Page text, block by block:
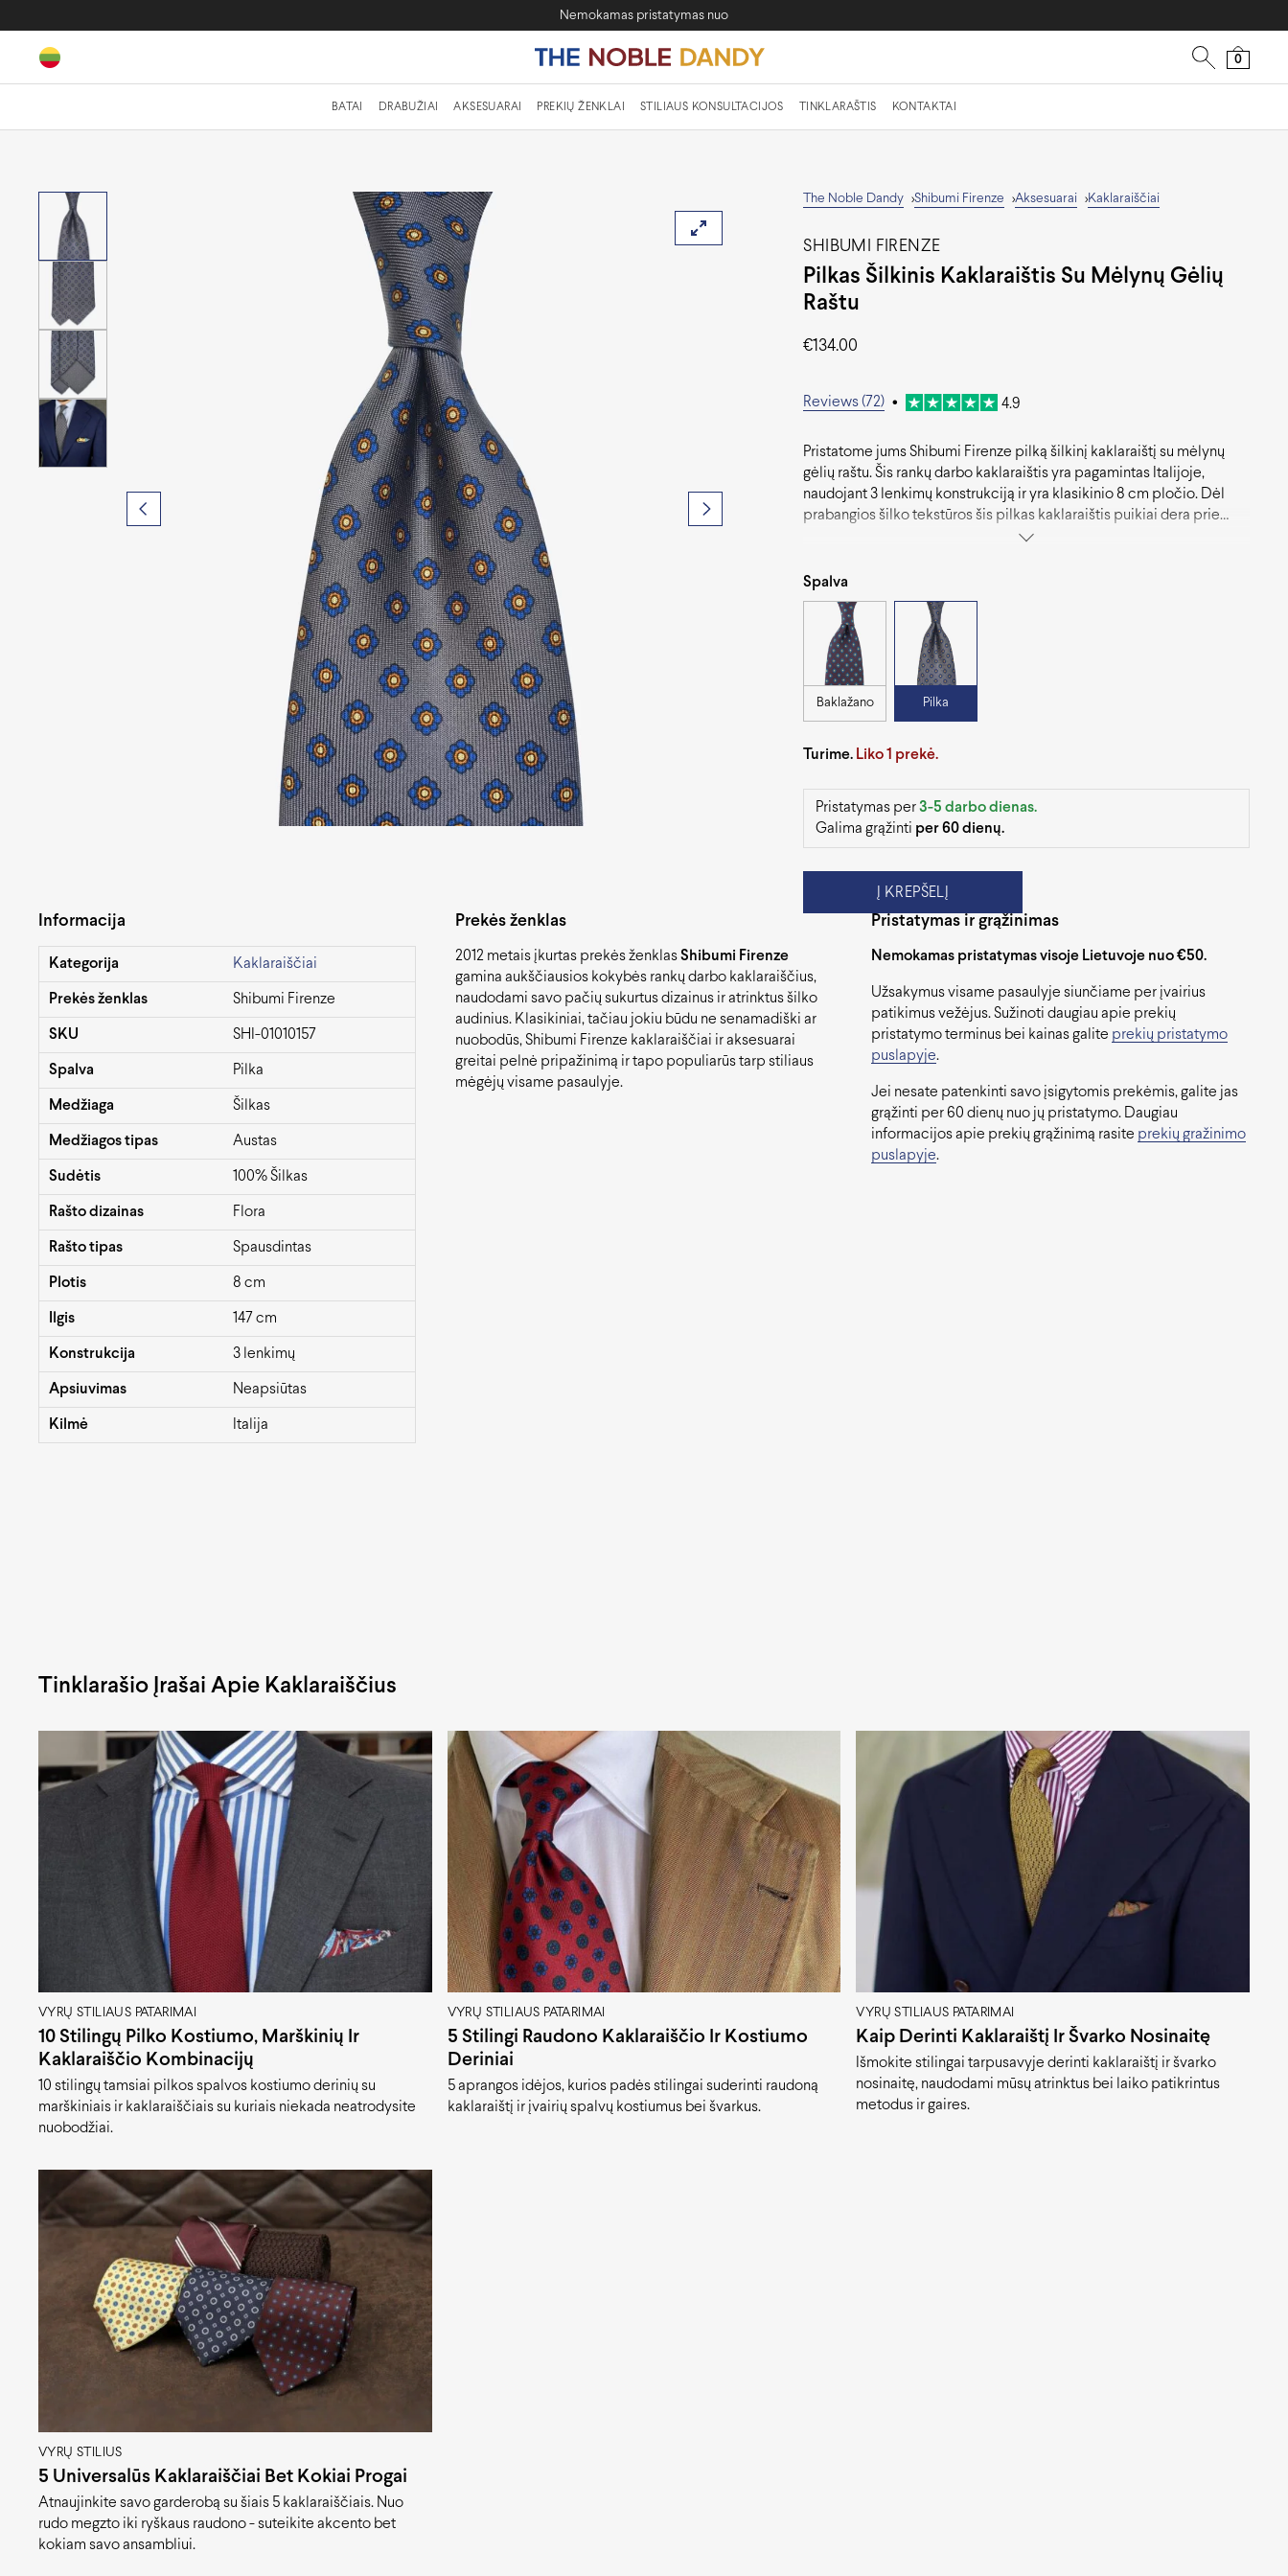
Nemokamas pristatymas nuo
0
BATAI DRABUŽIAI AKSESUARAI PREKIŲ ŽENKLAI STILIAUS KONSULTACIJOS TINKLARAŠTIS KONTAKTAI
The Noble Dandy >Shibumi Firenze >Aksesuarai >Kaklaraiščiai
SHIBUMI FIRENZE
Pilkas Šilkinis Kaklaraištis Su Mėlynų Gėlių
Raštu
€134.00
Reviews (72) • 4.9
Pristatome jums Shibumi Firenze pilką šilkinį kaklaraištį su mėlynų
gėlių raštu. Šis rankų darbo kaklaraištis yra pagamintas Italijoje,
naudojant 3 lenkimų konstrukciją ir yra klasikinio 8 cm pločio. Dėl
prabangios šilko tekstūros šis pilkas kaklaraištis puikiai dera prie
pilkų ar mėlynų kostiumų bei švarkų ir yra puikus pasirinkimas
Spalva
Baklažano Pilka
Turime. Liko 1 prekė.
Pristatymas per3-5 darbo dienas.
Galima grąžinti per 60 dienų.
Į KREPŠELĮ
Informacija
Kategorija Kaklaraiščiai
Prekės ženklas Shibumi Firenze
SKU SHI-01010157
Spalva Pilka
Medžiaga Šilkas
Medžiagos tipas Austas
Sudėtis 100% Šilkas
Rašto dizainas Flora
Rašto tipas Spausdintas
Plotis 8 cm
Ilgis 147 cm
Konstrukcija 3 lenkimų
Apsiuvimas Neapsiūtas
Kilmė Italija
Prekės ženklas
2012 metais įkurtas prekės ženklas Shibumi Firenze
gamina aukščiausios kokybės rankų darbo kaklaraiščius,
naudodami savo pačių sukurtus dizainus ir atrinktus šilko
audinius. Klasikiniai, tačiau jokiu būdu ne senamadiški ar
nuobodūs, Shibumi Firenze kaklaraiščiai ir aksesuarai
greitai pelnė pripažinimą ir tapo populiarūs tarp stiliaus
mėgėjų visame pasaulyje.
Pristatymas ir grąžinimas
Nemokamas pristatymas visoje Lietuvoje nuo €50.
Užsakymus visame pasaulyje siunčiame per įvairius
patikimus vežėjus. Sužinoti daugiau apie prekių
pristatymo terminus bei kainas galite prekių pristatymo
puslapyje.
Jei nesate patenkinti savo įsigytomis prekėmis, galite jas
grąžinti per 60 dienų nuo jų pristatymo. Daugiau
informacijos apie prekių grąžinimą rasite prekių gražinimo
puslapyje.
Tinklarašio Įrašai Apie Kaklaraiščius
VYRŲ STILIAUS PATARIMAI
10 Stilingų Pilko Kostiumo, Marškinių Ir
Kaklaraiščio Kombinacijų
10 stilingų tamsiai pilkos spalvos kostiumo derinių su
marškiniais ir kaklaraiščiais su kuriais niekada neatrodysite
nuobodžiai.
VYRŲ STILIAUS PATARIMAI
5 Stilingi Raudono Kaklaraiščio Ir Kostiumo
Deriniai
5 aprangos idėjos, kurios padės stilingai suderinti raudoną
kaklaraištį ir įvairių spalvų kostiumus bei švarkus.
VYRŲ STILIAUS PATARIMAI
Kaip Derinti Kaklaraištį Ir Švarko Nosinaitę
Išmokite stilingai tarpusavyje derinti kaklaraištį ir švarko
nosinaitę, naudodami mūsų atrinktus bei laiko patikrintus
metodus ir gaires.
VYRŲ STILIUS
5 Universalūs Kaklaraiščiai Bet Kokiai Progai
Atnaujinkite savo garderobą su šiais 5 kaklaraiščiais. Nuo
rudo megzto iki ryškaus raudono - suteikite akcento bet
kokiam savo ansambliui.